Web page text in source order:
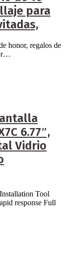
para
honor, regalos de
6.77″,
Vidrio
Tool
response Full